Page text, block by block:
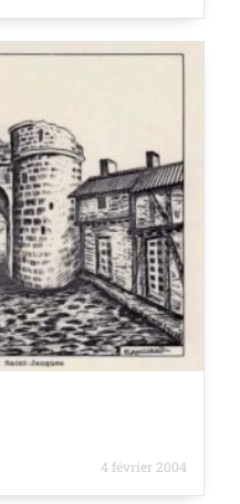
4 février 2004